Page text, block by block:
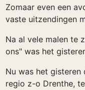
Zomaar even een
vaste uitzendingen
Na al vele malen te
ons" was het
Nu was het gisteren
regio z-o Drenthe,